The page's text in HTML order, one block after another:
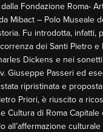
Fondazione Roma-
Mibact – Polo Museale
Fu introdotta, infatti,
dei Santi Pietro
Dickens e nei
Giuseppe Passeri ed
ripristinata e
Priori, è riuscito a
Cultura di Roma
all’affermazione